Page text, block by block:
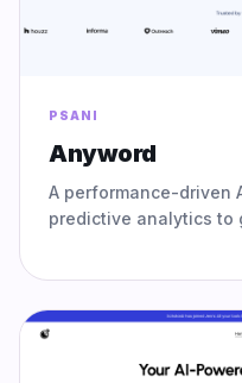
PSANI
Anyword
A performance-driven
predictive analytics to